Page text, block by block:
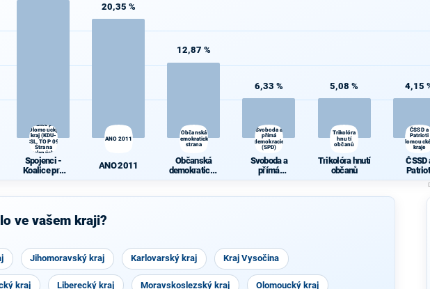
Koalice pro
Olomoucký
kraj (KDU-
ČSL, TOP 09,
Strana
zelených,
ProOlomouc)
Spojenci -
Koalice pro
ČSL, TOP 09,
zelených,
20,35 %
ANO 2011
ANO 2011
12,87 %
Občanská
demokratická
strana
Občanská
demokratická
6,33 %
Svoboda a
přímá
demokracie
(SPD)
Svoboda a
přímá
5,08 %
Trikolóra
hnutí
občanů
Trikolóra hnutí
občanů
4,15
ČSSD a
Patrioti
kraje
ČSSD
kraje
ve vašem kraji?
Jihomoravský kraj Karlovarský kraj Kraj Vysočina
kraj Liberecký kraj Moravskoslezský kraj Olomoucký kraj